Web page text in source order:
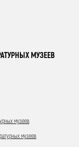
МУЗЕЕВ
музеев
музеев